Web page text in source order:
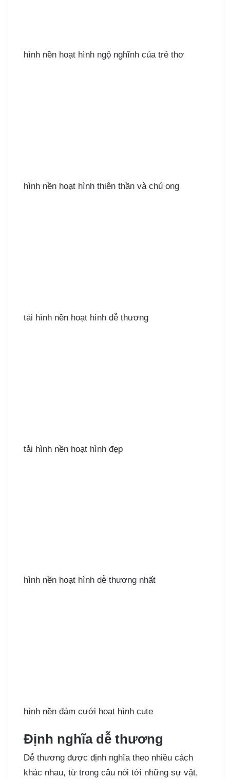
hình nền hoạt hình ngộ nghĩnh của trẻ thơ
hình nền hoạt hình thiên thần và chú ong
tải hình nền hoạt hình dễ thương
tải hình nền hoạt hình đẹp
hình nền hoạt hình dễ thương nhất
hình nền đám cưới hoạt hình cute
Định nghĩa dễ thương
Dễ thương được định nghĩa theo nhiều cách
khác nhau, từ trong câu nói tới những sự vật,